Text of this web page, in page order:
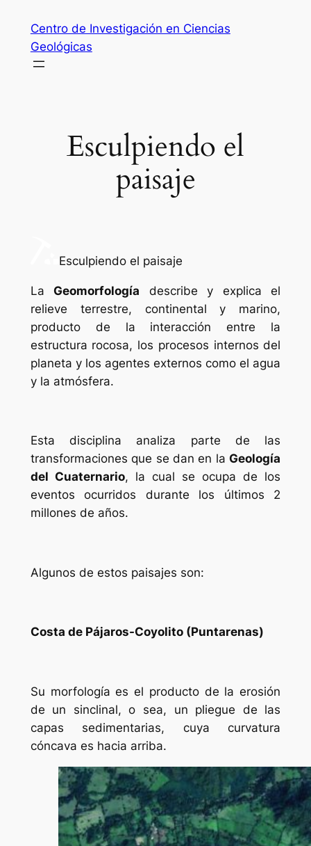
contenido
Centro de Investigación en Ciencias
Geológicas
Esculpiendo el
paisaje
Esculpiendo el paisaje
LaGeomorfología describe y explica el
relieve terrestre, continental y marino,
producto de la interacción entre la
estructura rocosa, los procesos internos del
planeta y los agentes externos como el agua
y la atmósfera.
Esta disciplina analiza parte de las
transformaciones que se dan en laGeología
del Cuaternario, la cual se ocupa de los
eventos ocurridos durante los últimos 2
millones de años.
Algunos de estos paisajes son:
Costa de Pájaros-Coyolito (Puntarenas)
Su morfología es el producto de la erosión
de un sinclinal, o sea, un pliegue de las
capas sedimentarias, cuya curvatura
cóncava es hacia arriba.